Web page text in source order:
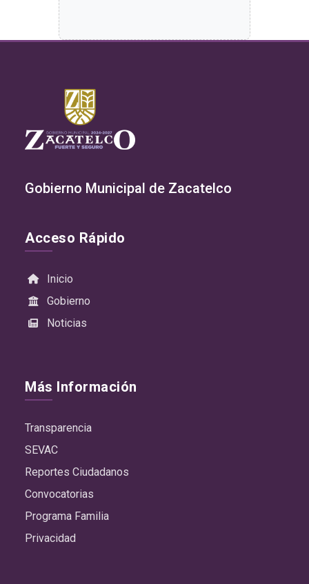
Gobierno Municipal de Zacatelco
Acceso Rápido
Inicio
Gobierno
Noticias
Más Información
Transparencia
SEVAC
Reportes Ciudadanos
Convocatorias
Programa Familia
Privacidad